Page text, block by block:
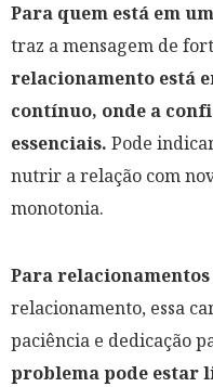
Para quem está em
traz a mensagem de
relacionamento está
contínuo, onde a
essenciais. Pode
nutrir a relação com
monotonia.
Para relacionamentos
relacionamento, essa
paciência e dedicação
problema pode estar